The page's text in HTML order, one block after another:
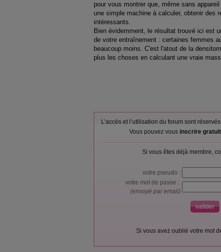
pour vous montrer que, même sans
une simple machine à calculer, obtenir des
intéressants.
Bien évidemment, le résultat trouvé ici est
de votre entraînement : certaines femmes
beaucoup moins. C'est l'atout de la
plus les choses en calculant une vraie
L’accès et l’utilisation du forum sont
Vous pouvez vous inscrire
Si vous êtes déjà membre,
votre pseudo :
votre mot de passe :
(envoyé par email)
Si vous avez oublié votre mot